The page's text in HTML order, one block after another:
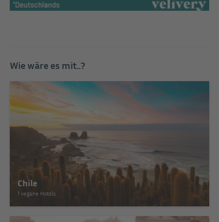
Wie wäre es mit..?
Chile
1 vegane Hotels